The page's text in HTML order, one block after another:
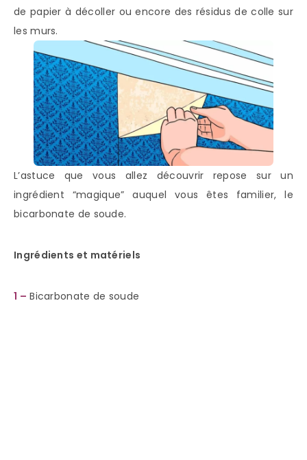
de papier à décoller ou encore des résidus de colle sur
les murs.
L’astuce que vous allez découvrir repose sur un
ingrédient “magique” auquel vous êtes familier, le
bicarbonate de soude.
Ingrédients et matériels
1 – Bicarbonate de soude